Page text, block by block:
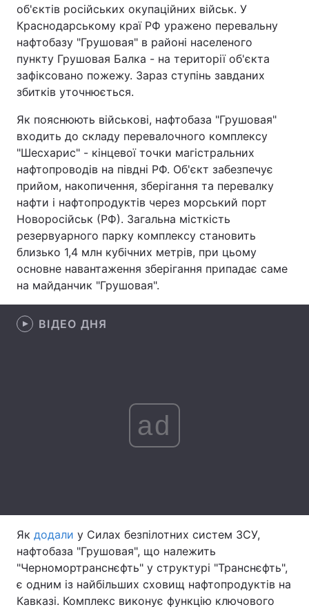
Здоров'я Туризм
Цікавинки Погода
Екологія Регіони
Відео з Youtube
Інтерв'ю Думки
Архів Вакансії
Контакти
Послуги
об'єктів російських окупаційних військ. У
Краснодарському краї РФ уражено перевальну
нафтобазу "Грушовая" в районі населеного
пункту Грушовая Балка - на території об'єкта
зафіксовано пожежу. Зараз ступінь завданих
збитків уточнюється.
Як пояснюють військові, нафтобаза "Грушовая"
входить до складу перевалочного комплексу
"Шесхарис" - кінцевої точки магістральних
нафтопроводів на півдні РФ. Об'єкт забезпечує
прийом, накопичення, зберігання та перевалку
нафти і нафтопродуктів через морський порт
Новоросійськ (РФ). Загальна місткість
резервуарного парку комплексу становить
близько 1,4 млн кубічних метрів, при цьому
основне навантаження зберігання припадає саме
на майданчик "Грушовая".
ВІДЕО ДНЯ
ad
Як додали у Силах безпілотних систем ЗСУ,
нафтобаза "Грушовая", що належить
"Черномортранснєфть" у структурі "Транснєфть",
є одним із найбільших сховищ нафтопродуктів на
Кавказі. Комплекс виконує функцію ключового